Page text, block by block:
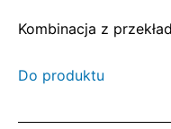
Kombinacja z
Do produktu